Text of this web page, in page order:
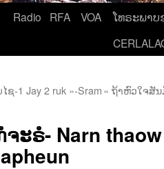
Radio RFA VOA
ໂທຣະພາບ
ຊ-1 Jay 2 ruk »-Sram« ຖ້າຫົວໃຈສັນ
ຈະຣໍ- Narn